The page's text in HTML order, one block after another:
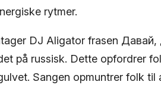
rytmer.
DJ Aligator frasen Давай,
på russisk. Dette opfordrer
Sangen opmuntrer folk